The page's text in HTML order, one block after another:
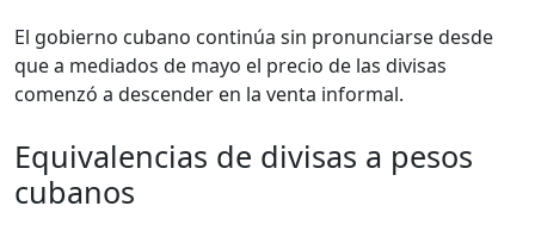
El gobierno cubano continúa sin pronunciarse desde
que a mediados de mayo el precio de las divisas
comenzó a descender en la venta informal.
Equivalencias de divisas a pesos
cubanos